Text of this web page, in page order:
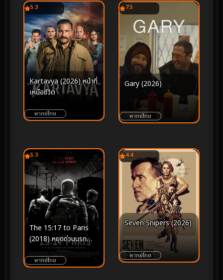
5.3
Kartavya (2026) หน้าที่
เหนือชีวิต
พากย์ไทย
7.5
Gary (2026)
พากย์ไทย
5.3
The 15:17 to Paris
(2018) หยุดด่วนนรก
15:17
พากย์ไทย
4.4
Seven Snipers (2026)
พากย์ไทย